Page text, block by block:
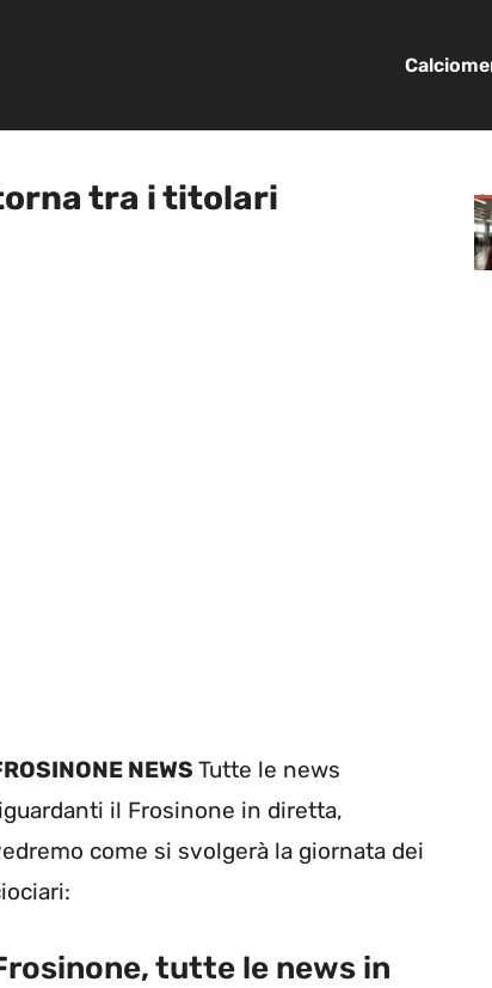
tra i titolari
NEWS Tutte le news
il Frosinone in diretta,
come si svolgerà la giornata dei
tutte le news in